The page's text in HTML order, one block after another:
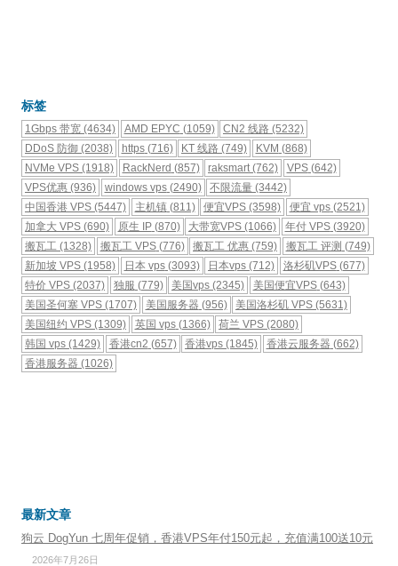
标签
1Gbps 带宽 (4634) AMD EPYC (1059) CN2 线路 (5232)
DDoS 防御 (2038) https(716) KT 线路 (749) KVM (868)
NVMe VPS (1918) RackNerd (857) raksmart(762) VPS(642)
VPS优惠 (936) windows vps(2490) 不限流量 (3442)
中国香港 VPS (5447) 主机镇(811) 便宜VPS (3598) 便宜 vps(2521)
加拿大 VPS (690) 原生 IP(870) 大带宽VPS (1066) 年付 VPS(3920)
搬瓦工 (1328) 搬瓦工 VPS(776) 搬瓦工 优惠 (759) 搬瓦工 评测 (749)
新加坡 VPS (1958) 日本 vps(3093) 日本vps (712) 洛杉矶VPS(677)
特价 VPS (2037) 独服 (779) 美国vps (2345) 美国便宜VPS(643)
美国圣何塞 VPS (1707) 美国服务器 (956) 美国洛杉矶 VPS (5631)
美国纽约 VPS (1309) 英国 vps(1366) 荷兰 VPS (2080)
韩国 vps (1429) 香港cn2 (657) 香港vps (1845) 香港云服务器 (662)
香港服务器 (1026)
最新文章
狗云 DogYun 七周年促销，香港VPS年付150元起，充值满100送10元
2026年7月26日